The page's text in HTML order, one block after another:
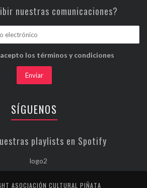
nuestras comunicaciones?
los términos y condiciones
SÍGUENOS
playlists en Spotify
ASOCIACIÓN CULTURAL PIÑATA